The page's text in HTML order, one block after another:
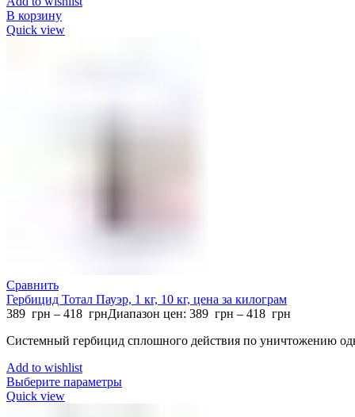
В корзину
Quick view
Сравнить
Гербицид Тотал Пауэр, 1 кг, 10 кг, цена за килограм
389 грн – 418 грнДиапазон цен: 389 грн – 418 грн
Системный гербицид сплошного действия по уничтожению
Add to wishlist
Выберите параметры
Quick view